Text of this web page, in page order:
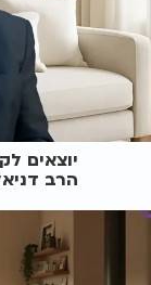
יוצאים
הרב